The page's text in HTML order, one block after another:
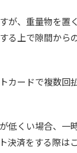
が、重量物を置
る上で隙間から
カードで複数回
低くい場合、
決済をする際は